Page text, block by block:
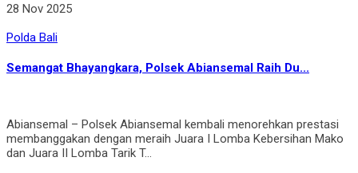
28 Nov 2025
Polda Bali
Semangat Bhayangkara, Polsek Abiansemal Raih Du...
Abiansemal – Polsek Abiansemal kembali menorehkan prestasi
membanggakan dengan meraih Juara I Lomba Kebersihan Mako
dan Juara II Lomba Tarik T...